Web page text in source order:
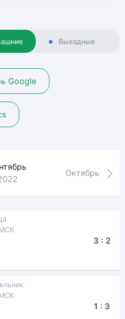
Выездные
Google
Октябрь
3 : 2
1 : 3